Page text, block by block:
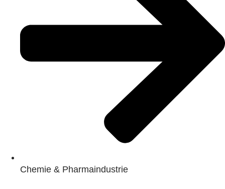
Chemie & Pharmaindustrie